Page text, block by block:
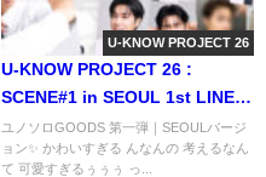
U-KNOW PROJECT 26
U-KNOW PROJECT 26 :
SCENE#1 in SEOUL 1st LINE
UP DETAILS
ユノソロGOODS 第一弾｜SEOULバージ
ョン✨️ かわいすぎる んなんの 考えるなん
て 可愛すぎるぅぅぅ っ...